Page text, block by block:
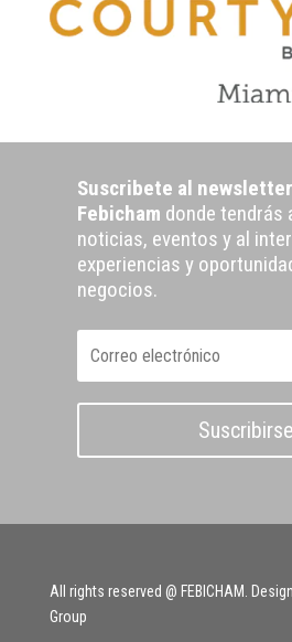
Suscribete al
Febicham donde tendrás
noticias, eventos y al
experiencias y
negocios.
Suscribirse
All rights reserved @ FEBICHAM.
Group